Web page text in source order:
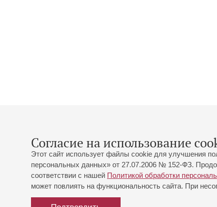
Согласие на использование
Этот сайт использует файлы cookie для улучшения
персональных данных» от 27.07.2006 № 152-ФЗ.
соответствии с нашей Политикой обработки
может повлиять на функциональность сайта. При